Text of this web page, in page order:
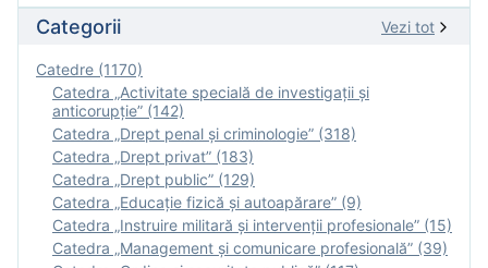
Categorii Vezi tot
Catedre (1170)
Catedra „Activitate specială de investigaţii şi
anticorupție” (142)
Catedra „Drept penal și criminologie” (318)
Catedra „Drept privat” (183)
Catedra „Drept public” (129)
Catedra „Educație fizică şi autoapărare” (9)
Catedra „Instruire militară şi intervenţii profesionale” (15)
Catedra „Management și comunicare profesională” (39)